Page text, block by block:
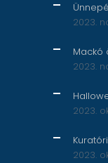
2023.
Mackó
2023.
2023.
2023.